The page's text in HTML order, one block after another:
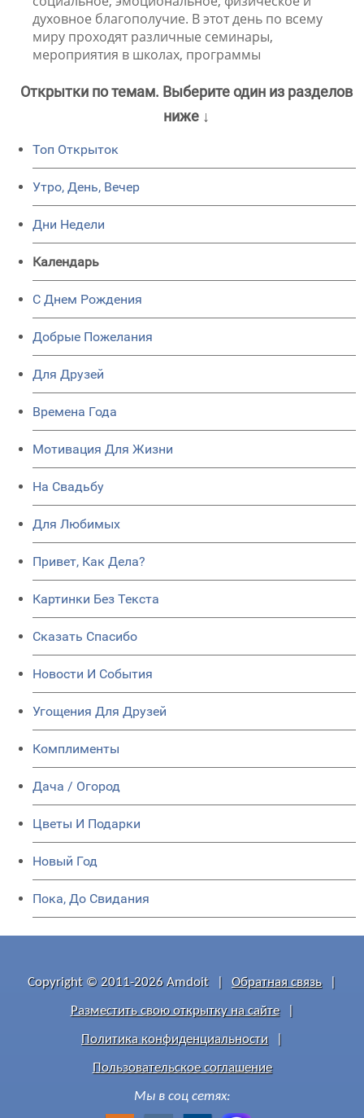
духовное благополучие. В этот день по всему
миру проходят различные семинары,
мероприятия в школах, программы
Открытки по темам. Выберите один из разделов
ниже ↓
Топ Открыток
Утро, День, Вечер
Дни Недели
Календарь
C Днем Рождения
Добрые Пожелания
Для Друзей
Времена Года
Мотивация Для Жизни
На Свадьбу
Для Любимых
Привет, Как Дела?
Картинки Без Текста
Сказать Спасибо
Новости И События
Угощения Для Друзей
Комплименты
Дача / Огород
Цветы И Подарки
Новый Год
Пока, До Свидания
Copyright © 2011-2026 Amdoit Обратная связь
Разместить свою открытку на сайте
Политика конфиденциальности
Пользовательское соглашение
Мы в соц сетях: